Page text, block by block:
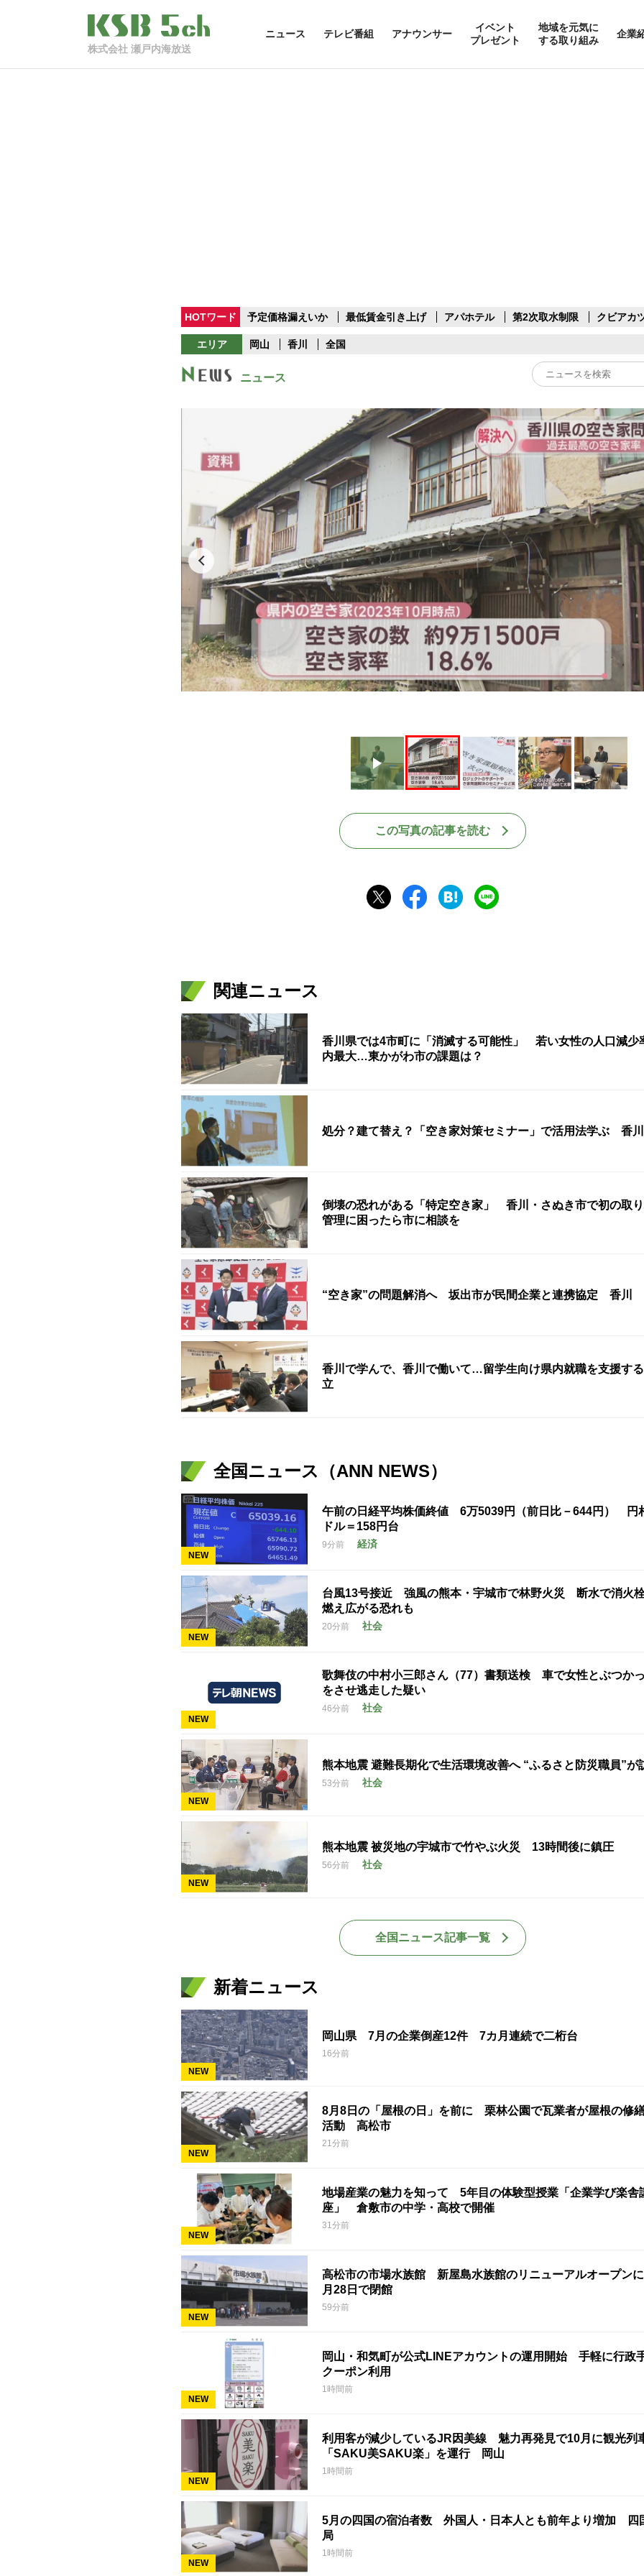
株式会社 瀬戸内海放送
ニュース テレビ番組 アナウンサー
イベント
プレゼント
地域を元気に
する取り組み
企業
HOTワード 予定価格漏えいか 最低賃金引き上げ アパホテル 第2次取水制限 クビアカ
エリア 岡山 香川 全国
ニュース
Play
この写真の記事を読む
関連ニュース
香川県では4市町に「消滅する可能性」 若い女性の人口減少
内最大…東かがわ市の課題は？
処分？建て替え？「空き家対策セミナー」で活用法学ぶ 香川
倒壊の恐れがある「特定空き家」 香川・さぬき市で初の取
管理に困ったら市に相談を
“空き家”の問題解消へ 坂出市が民間企業と連携協定 香川
香川で学んで、香川で働いて…留学生向け県内就職を支援す
立
全国ニュース（ANN NEWS）
NEW
午前の日経平均株価終値 6万5039円（前日比－644円） 円
ドル＝158円台
9分前 経済
NEW
台風13号接近 強風の熊本・宇城市で林野火災 断水で消火
燃え広がる恐れも
20分前 社会
NEW
歌舞伎の中村小三郎さん（77）書類送検 車で女性とぶつか
をさせ逃走した疑い
46分前 社会
NEW
熊本地震 避難長期化で生活環境改善へ “ふるさと防災職員”が
53分前 社会
NEW
熊本地震 被災地の宇城市で竹やぶ火災 13時間後に鎮圧
56分前 社会
全国ニュース記事一覧
新着ニュース
NEW
岡山県 7月の企業倒産12件 7カ月連続で二桁台
16分前
NEW
8月8日の「屋根の日」を前に 栗林公園で瓦業者が屋根の修
活動 高松市
21分前
NEW
地場産業の魅力を知って 5年目の体験型授業「企業学び楽舎
座」 倉敷市の中学・高校で開催
31分前
NEW
高松市の市場水族館 新屋島水族館のリニューアルオープン
月28日で閉館
59分前
NEW
岡山・和気町が公式LINEアカウントの運用開始 手軽に行政
クーポン利用
1時間前
NEW
利用客が減少しているJR因美線 魅力再発見で10月に観光列
「SAKU美SAKU楽」を運行 岡山
1時間前
NEW
5月の四国の宿泊者数 外国人・日本人とも前年より増加 四
局
1時間前